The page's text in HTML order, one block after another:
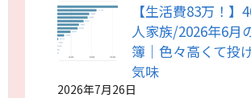
【生活費83万！】
人家族/2026年6月
簿｜色々高くて投
気味
2026年7月26日